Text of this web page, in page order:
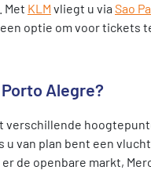
Met KLM vliegt u via Sao
optie om voor tickets
Alegre?
verschillende
u van plan bent een
de openbare markt,